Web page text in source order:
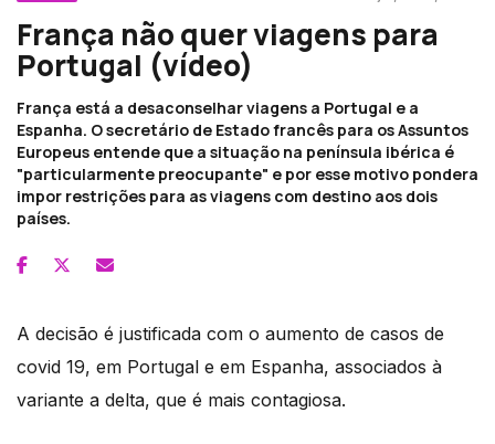
França não quer viagens para
Portugal (vídeo)
França está a desaconselhar viagens a Portugal e a
Espanha. O secretário de Estado francês para os Assuntos
Europeus entende que a situação na península ibérica é
"particularmente preocupante" e por esse motivo pondera
impor restrições para as viagens com destino aos dois
países.
A decisão é justificada com o aumento de casos de
covid 19, em Portugal e em Espanha, associados à
variante a delta, que é mais contagiosa.